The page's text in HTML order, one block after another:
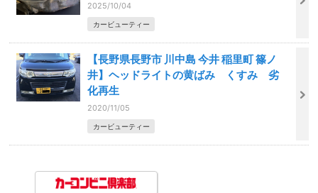
2025/10/04
カービューティー
【長野県長野市 川中島 今井 稲里町 篠ノ
井】ヘッドライトの黄ばみ くすみ 劣
化再生
2020/11/05
カービューティー